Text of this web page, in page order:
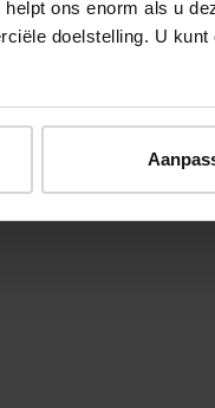
ons enorm als u
doelstelling. U